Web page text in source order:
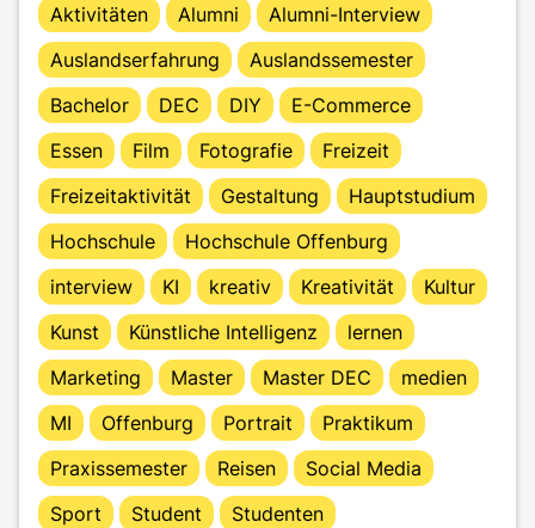
Aktivitäten Alumni
Alumni-Interview
Auslandserfahrung
Auslandssemester
Bachelor
DEC DIY
E-Commerce
Essen
Film Fotografie
Freizeit
Freizeitaktivität
Gestaltung
Hauptstudium
Hochschule
Hochschule Offenburg
interview
KI kreativ Kreativität
Kultur
Kunst
Künstliche Intelligenz
lernen
Marketing
Master Master DEC
medien
MI
Offenburg Portrait
Praktikum
Praxissemester
Reisen
Social Media
Sport
Student Studenten